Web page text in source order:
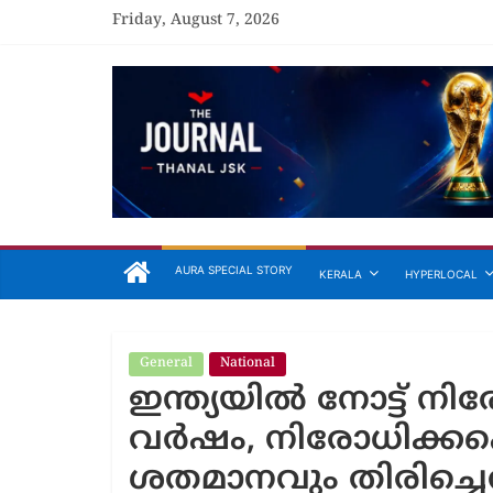
Friday, August 7, 2026
The
Journal
Unfolding
Truth
AURA SPECIAL STORY KERALA HYPERLOCAL
General National
ഇന്ത്യയില്‍ നോട്ട്
വര്‍ഷം,
ശതമാനവും
attiri